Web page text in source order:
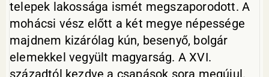
telepek lakossága ismét megszaporodott. A
mohácsi vész előtt a két megye népessége
majdnem kizárólag kún, besenyő, bolgár
elemekkel vegyült magyarság. A XVI.
századtól kezdve a csapások sora megújul.